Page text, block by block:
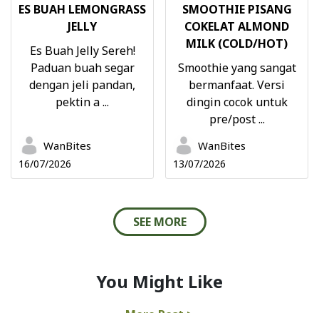
ES BUAH LEMONGRASS
JELLY
Es Buah Jelly Sereh!
Paduan buah segar
dengan jeli pandan,
pektin a ...
WanBites
16/07/2026
SMOOTHIE PISANG
COKELAT ALMOND
MILK (COLD/HOT)
Smoothie yang sangat
bermanfaat. Versi
dingin cocok untuk
pre/post ...
WanBites
13/07/2026
SEE MORE
You Might Like